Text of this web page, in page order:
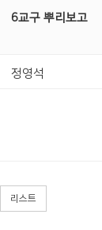
6교구 뿌리보고
정영석
리스트